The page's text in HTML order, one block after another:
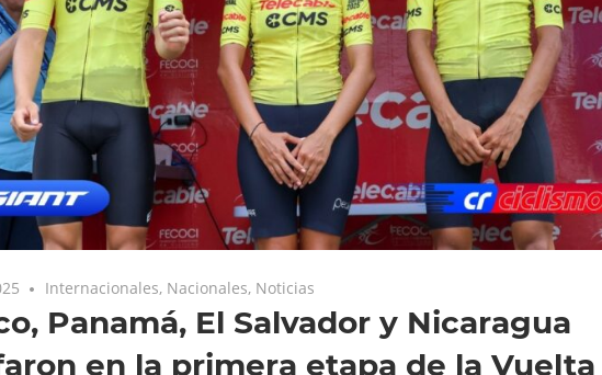
Internacionales, Nacionales, Noticias
Panamá, El Salvador y Nicaragua
en la primera etapa de la Vuelta